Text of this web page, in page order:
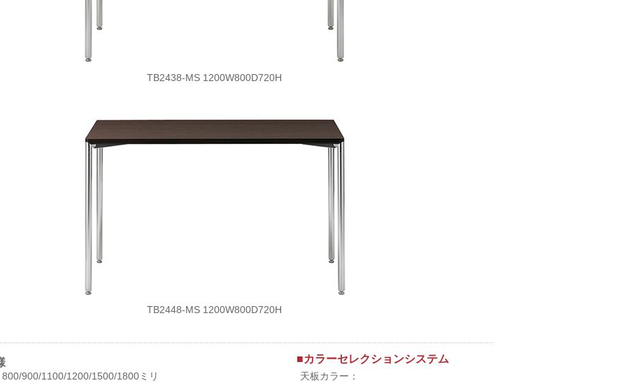
TB2438-MS 1200W800D720H
TB2448-MS 1200W800D720H
900/1100/1200/1500/1800ミリ
■カラーセレクションシステム
天板カラー：